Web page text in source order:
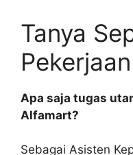
Tanya
Pekerjaan
Apa saja tugas
Alfamart?
Sebagai Asisten